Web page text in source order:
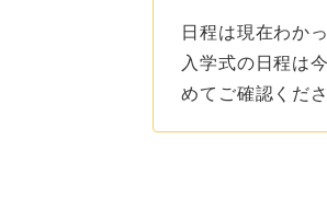
日程は現在わか
入学式の日程は
めてご確認くださ